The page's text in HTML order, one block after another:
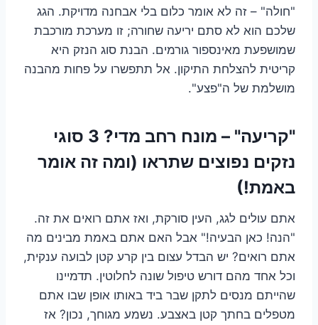
"חולה" – זה לא אומר כלום בלי אבחנה מדויקת. הגג
שלכם הוא לא סתם יריעה שחורה; זו מערכת מורכבת
שמושפעת מאינספור גורמים. הבנת סוג הנזק היא
קריטית להצלחת התיקון. אל תתפשרו על פחות מהבנה
מושלמת של ה"פצע".
"קריעה" – מונח רחב מדי? 3 סוגי
נזקים נפוצים שתראו (ומה זה אומר
באמת!)
אתם עולים לגג, העין סורקת, ואז אתם רואים את זה.
"הנה! כאן הבעיה!" אבל האם אתם באמת מבינים מה
אתם רואים? יש הבדל עצום בין קרע קטן לבועה ענקית,
וכל אחד מהם דורש טיפול שונה לחלוטין. תדמיינו
שהייתם מנסים לתקן שבר ביד באותו אופן שבו אתם
מטפלים בחתך קטן באצבע. נשמע מגוחך, נכון? אז